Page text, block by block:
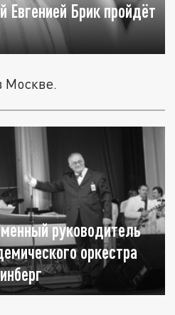
Евгенией Брик пройдёт
Москве.
руководитель
оркестра